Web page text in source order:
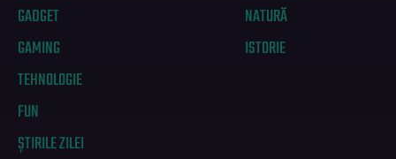
GADGET
GAMING
TEHNOLOGIE
FUN
ȘTIRILE ZILEI
NATURĂ
ISTORIE